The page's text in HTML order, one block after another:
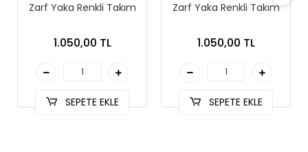
Zarf Yaka Renkli Takım
1.050,00 TL
SEPETE EKLE
Zarf Yaka Renkli Takım
1.050,00 TL
SEPETE EKLE